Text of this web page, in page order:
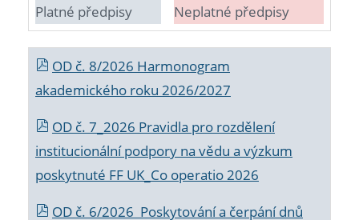
Platné předpisy Neplatné předpisy
OD č. 8/2026 Harmonogram
akademického roku 2026/2027
OD č. 7_2026 Pravidla pro rozdělení
institucionální podpory na vědu a výzkum
poskytnuté FF UK_Co operatio 2026
OD č. 6/2026 Poskytování a čerpání dnů